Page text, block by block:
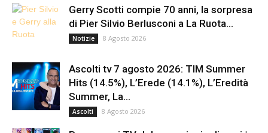
Gerry Scotti compie 70 anni, la sorpresa
di Pier Silvio Berlusconi a La Ruota...
Notizie 8 Agosto 2026
Ascolti tv 7 agosto 2026: TIM Summer
Hits (14.5%), L’Erede (14.1%), L’Eredità
Summer, La...
Ascolti 8 Agosto 2026